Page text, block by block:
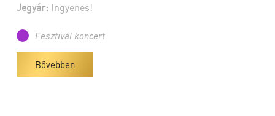
Jegyár: Ingyenes!
Fesztivál koncert
Bővebben